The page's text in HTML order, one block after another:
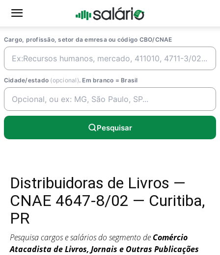
Cargo, profissão, setor da emresa ou código CBO/CNAE
Cidade/estado (opcional). Em branco = Brasil
Pesquisar
Distribuidoras de Livros —
CNAE 4647-8/02 — Curitiba,
PR
Pesquisa cargos e salários do segmento de Comércio
Atacadista de Livros, Jornais e Outras Publicações